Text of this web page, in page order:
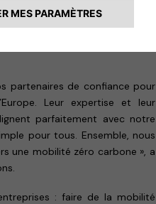
niveau national.
Free2move eSolutions
électrique, mais contribuent
partenaires de confiance pour
Leur expertise et leur
parfaitement avec notre
pour tous. Ensemble, nous
une mobilité zéro carbone », a
: faire de la mobilité